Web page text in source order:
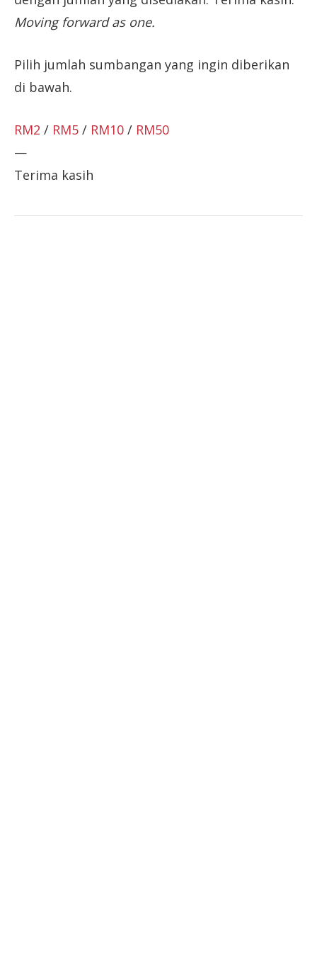
Moving forward as one.
Pilih jumlah sumbangan yang ingin diberikan
di bawah.
RM2 / RM5 / RM10 / RM50
—
Terima kasih